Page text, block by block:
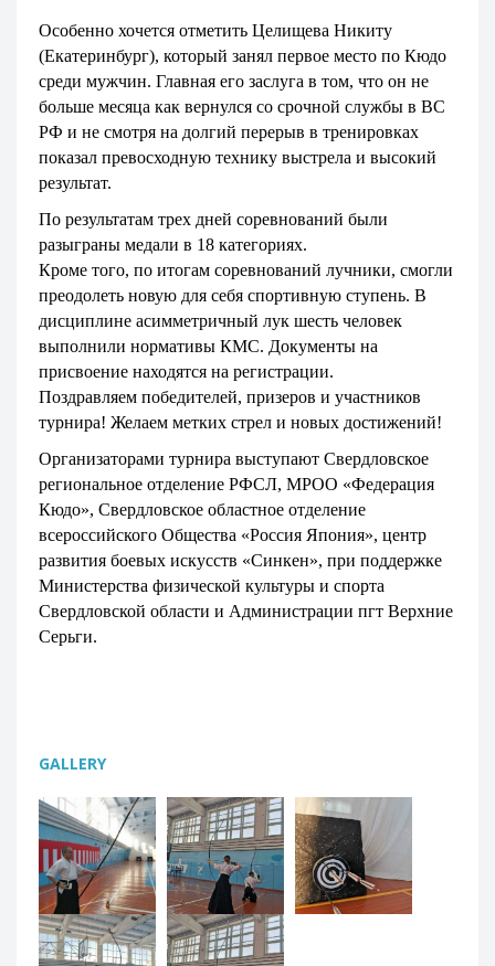
Особенно хочется отметить Целищева Никиту
(Екатеринбург), который занял первое место по Кюдо
среди мужчин. Главная его заслуга в том, что он не
больше месяца как вернулся со срочной службы в ВС
РФ и не смотря на долгий перерыв в тренировках
показал превосходную технику выстрела и высокий
результат.
По результатам трех дней соревнований были
разыграны медали в 18 категориях.
Кроме того, по итогам соревнований лучники, смогли
преодолеть новую для себя спортивную ступень. В
дисциплине асимметричный лук шесть человек
выполнили нормативы КМС. Документы на
присвоение находятся на регистрации.
Поздравляем победителей, призеров и участников
турнира! Желаем метких стрел и новых достижений!
Организаторами турнира выступают Свердловское
региональное отделение РФСЛ, МРОО «Федерация
Кюдо», Свердловское областное отделение
всероссийского Общества «Россия Япония», центр
развития боевых искусств «Синкен», при поддержке
Министерства физической культуры и спорта
Свердловской области и Администрации пгт Верхние
Серьги.
GALLERY